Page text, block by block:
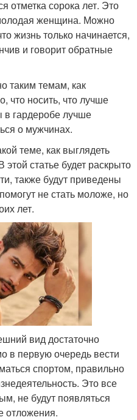
отметка сорока лет. Это
женщина. Можно
жизнь только начинается,
и говорит обратные
таким темам, как
что носить, что лучше
в гардеробе лучше
о мужчинах.
теме, как выглядеть
статье будет раскрыто
также будут приведены
не стать моложе, но
лет.
вид достаточно
в первую очередь вести
спортом, правильно
Это все
не будут появляться